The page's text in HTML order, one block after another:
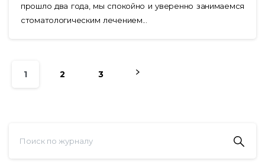
прошло два года, мы спокойно и уверенно занимаемся
стоматологическим лечением...
1 2 3